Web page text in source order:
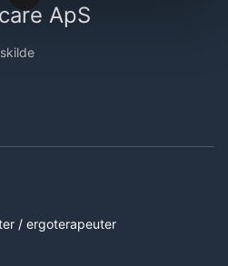
ApS
/ ergoterapeuter